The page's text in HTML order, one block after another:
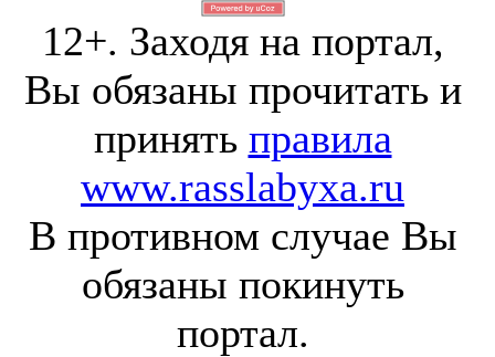
12+. Заходя на портал,
Вы обязаны прочитать и
принять правила
www.rasslabyxa.ru
В противном случае Вы
обязаны покинуть
портал.